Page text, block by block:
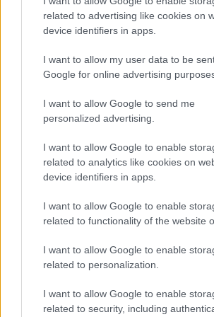
related to advertising like cookies on
device identifiers in apps.
I want to allow my user data to be
Google for online advertising
I want to allow Google to send me
personalized advertising.
I want to allow Google to enable
related to analytics like cookies on
device identifiers in apps.
I want to allow Google to enable
related to functionality of the website
I want to allow Google to enable
related to personalization.
I want to allow Google to enable
related to security, including
Neriskējiet ar savu veselību!
nekādā gadījumā nedrīkst
10 pazīmes, kas atklāj
lai kā tu censtos to slēpt, pēc
redzams, ka tev jau ir vairāk
“Pilnīgs haoss!” Rīgas
šodien nīkst milzīgās rindās.
Lasīt citas ziņas